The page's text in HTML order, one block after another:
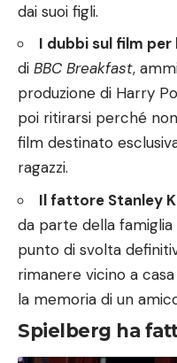
dai suoi figli.
I dubbi sul film per
di BBC Breakfast,
produzione di Harry
poi ritirarsi perché
film destinato
ragazzi.
Il fattore Stanley
da parte della
punto di svolta
rimanere vicino a
la memoria di un
Spielberg ha